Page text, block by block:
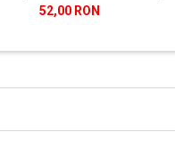
52,00 RON